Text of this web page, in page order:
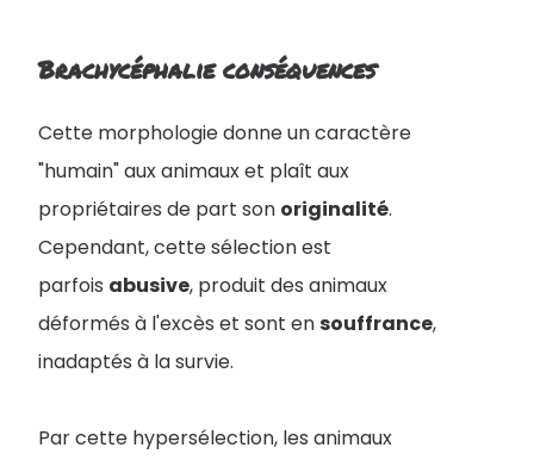
Brachycéphalie conséquences
Cette morphologie donne un caractère
"humain" aux animaux et plaît aux
propriétaires de part son originalité.
Cependant, cette sélection est
parfois abusive, produit des animaux
déformés à l'excès et sont ensouffrance,
inadaptés à la survie.
Par cette hypersélection, les animaux